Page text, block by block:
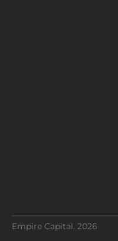
Empire Capital. 2026